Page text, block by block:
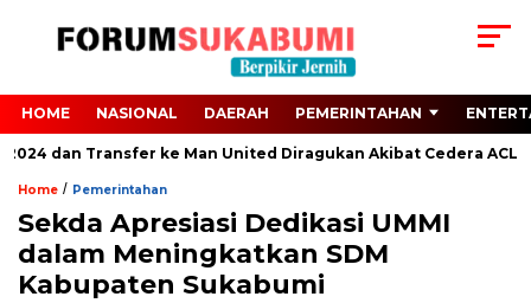
HOME NASIONAL DAERAH PEMERINTAHAN
dan Transfer ke Man United Diragukan Akibat Cedera ACL
Home / Pemerintahan
Sekda Apresiasi Dedikasi UMMI
dalam Meningkatkan SDM
Kabupaten Sukabumi